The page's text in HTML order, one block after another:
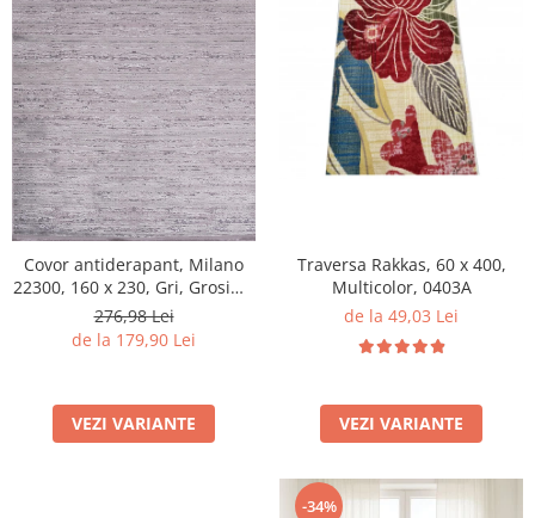
Covor antiderapant, Milano
22300, 160 x 230, Gri, Grosime
4mm
276,98 Lei
de la 179,90 Lei
VEZI VARIANTE
Traversa Rakkas, 60 x 400,
Multicolor, 0403A
de la 49,03 Lei
VEZI VARIANTE
-34%